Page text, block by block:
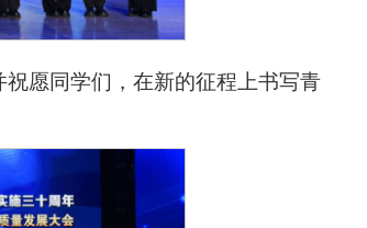
愿同学们，在新的征程上书写青